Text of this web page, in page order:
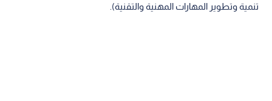
تنمية وتطوير المهارات المهنية والتقنية).